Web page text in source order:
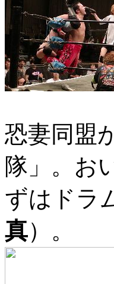
恐妻同盟
隊」。お
ずはドラ
真）。